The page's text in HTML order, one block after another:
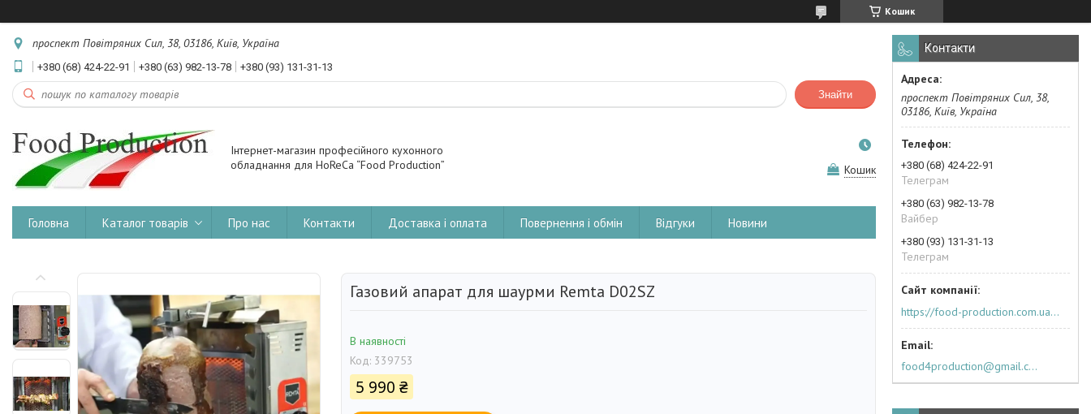
Кошик
проспект Повітряних Сил, 38, 03186, Київ, Україна
+380 (68) 424-22-91 +380 (63) 982-13-78 +380 (93) 131-31-13
Знайти
Інтернет-магазин професійного кухонного
обладнання для HoReCa “Food Production”
Кошик
Головна Каталог товарів Про нас Контакти Доставка і оплата Повернення і обмін Відгуки Новини
Газовий апарат для шаурми Remta D02SZ
В наявності
Код: 339753
5 990 ₴
Контакти
проспект Повітряних Сил, 38,
03186, Київ, Україна
+380 (68) 424-22-91
Телеграм
+380 (63) 982-13-78
Вайбер
+380 (93) 131-31-13
Телеграм
https://food-production.com.ua/ua/
food4production@gmail.com